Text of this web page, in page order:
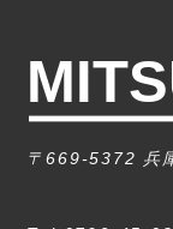
〒669-5372 兵